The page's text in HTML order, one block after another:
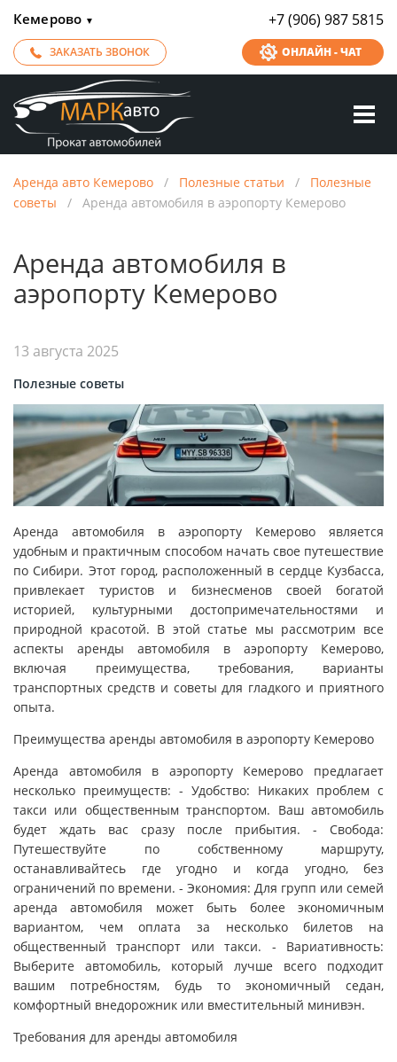
Кемерово ▼ +7 (906) 987 5815
ЗАКАЗАТЬ ЗВОНОК ОНЛАЙН - ЧАТ
Аренда авто Кемерово / Полезные статьи / Полезные
советы / Аренда автомобиля в аэропорту Кемерово
Аренда автомобиля в
аэропорту Кемерово
13 августа 2025
Полезные советы
Аренда автомобиля в аэропорту Кемерово является
удобным и практичным способом начать свое путешествие
по Сибири. Этот город, расположенный в сердце Кузбасса,
привлекает туристов и бизнесменов своей богатой
историей, культурными достопримечательностями и
природной красотой. В этой статье мы рассмотрим все
аспекты аренды автомобиля в аэропорту Кемерово,
включая преимущества, требования, варианты
транспортных средств и советы для гладкого и приятного
опыта.
Преимущества аренды автомобиля в аэропорту Кемерово
Аренда автомобиля в аэропорту Кемерово предлагает
несколько преимуществ: - Удобство: Никаких проблем с
такси или общественным транспортом. Ваш автомобиль
будет ждать вас сразу после прибытия. - Свобода:
Путешествуйте по собственному маршруту,
останавливайтесь где угодно и когда угодно, без
ограничений по времени. - Экономия: Для групп или семей
аренда автомобиля может быть более экономичным
вариантом, чем оплата за несколько билетов на
общественный транспорт или такси. - Вариативность:
Выберите автомобиль, который лучше всего подходит
вашим потребностям, будь то экономичный седан,
комфортный внедорожник или вместительный минивэн.
Требования для аренды автомобиля